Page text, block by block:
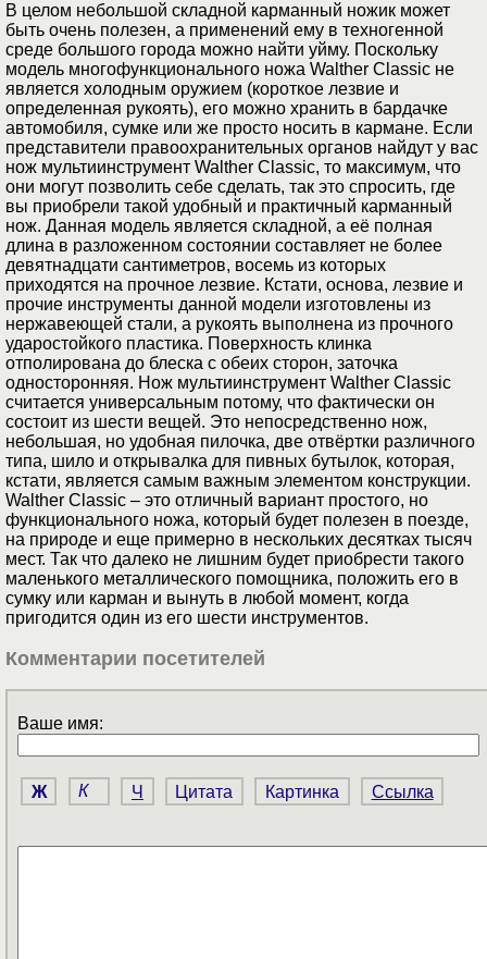
В целом небольшой складной карманный ножик может
быть очень полезен, а применений ему в техногенной
среде большого города можно найти уйму. Поскольку
модель многофункционального ножа Walther Classic не
является холодным оружием (короткое лезвие и
определенная рукоять), его можно хранить в бардачке
автомобиля, сумке или же просто носить в кармане. Если
представители правоохранительных органов найдут у вас
нож мультиинструмент Walther Classic, то максимум, что
они могут позволить себе сделать, так это спросить, где
вы приобрели такой удобный и практичный карманный
нож. Данная модель является складной, а её полная
длина в разложенном состоянии составляет не более
девятнадцати сантиметров, восемь из которых
приходятся на прочное лезвие. Кстати, основа, лезвие и
прочие инструменты данной модели изготовлены из
нержавеющей стали, а рукоять выполнена из прочного
ударостойкого пластика. Поверхность клинка
отполирована до блеска с обеих сторон, заточка
односторонняя. Нож мультиинструмент Walther Classic
считается универсальным потому, что фактически он
состоит из шести вещей. Это непосредственно нож,
небольшая, но удобная пилочка, две отвёртки различного
типа, шило и открывалка для пивных бутылок, которая,
кстати, является самым важным элементом конструкции.
Walther Classic – это отличный вариант простого, но
функционального ножа, который будет полезен в поезде,
на природе и еще примерно в нескольких десятках тысяч
мест. Так что далеко не лишним будет приобрести такого
маленького металлического помощника, положить его в
сумку или карман и вынуть в любой момент, когда
пригодится один из его шести инструментов.
Комментарии посетителей
Ваше имя:
Ж К Ч Цитата Картинка Ссылка